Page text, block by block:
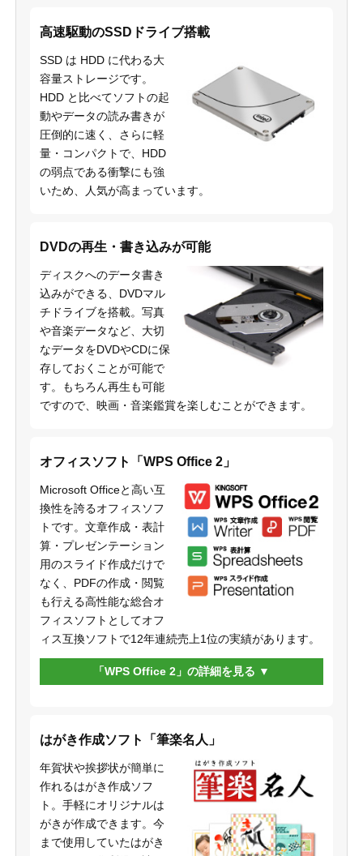
高速駆動のSSDドライブ搭載
SSD は HDD に代わる大
容量ストレージです。
HDD と比べてソフトの起
動やデータの読み書きが
圧倒的に速く、さらに軽
量・コンパクトで、HDD
の弱点である衝撃にも強
いため、人気が高まっています。
DVDの再生・書き込みが可能
ディスクへのデータ書き
込みができる、DVDマル
チドライブを搭載。写真
や音楽データなど、大切
なデータをDVDやCDに保
存しておくことが可能で
す。もちろん再生も可能
ですので、映画・音楽鑑賞を楽しむことができます。
オフィスソフト「WPS Office 2」
Microsoft Officeと高い互
換性を誇るオフィスソフ
トです。文章作成・表計
算・プレゼンテーション
用のスライド作成だけで
なく、PDFの作成・閲覧
も行える高性能な総合オ
フィスソフトとしてオフ
ィス互換ソフトで12年連続売上1位の実績があります。
「WPS Office 2」の詳細を見る
はがき作成ソフト「筆楽名人」
年賀状や挨拶状が簡単に
作れるはがき作成ソフ
ト。手軽にオリジナルは
がきが作成できます。今
まで使用していたはがき